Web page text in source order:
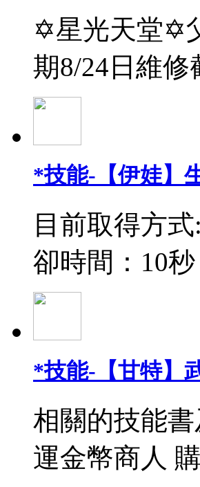
✡星光天堂✡
期8/24日維修
*技能-【伊娃】
目前取得方
卻時間：10秒
*技能-【甘特】
相關的技能
運金幣商人